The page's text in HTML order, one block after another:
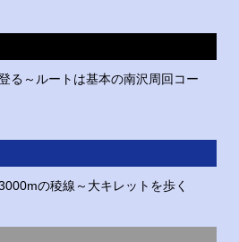
る～ルートは基本の南沢周回コー
の稜線～大キレットを歩く